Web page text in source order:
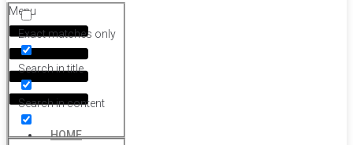
Exact matches only
Search in title
Search in content
Menu
HOME